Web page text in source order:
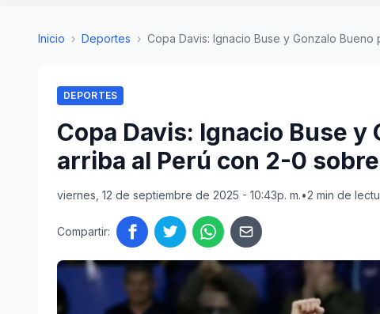
Inicio › Deportes › Copa Davis: Ignacio Buse y Gonzalo Bueno
DEPORTES
Copa Davis: Ignacio Buse y
arriba al Perú con 2-0
viernes, 12 de septiembre de 2025 - 10:43p. m.•2 min de
Compartir: